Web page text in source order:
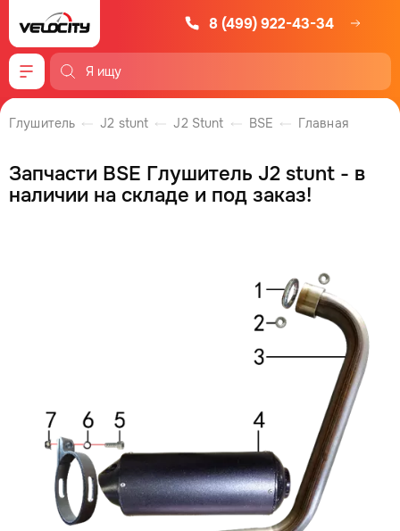
8 (499) 922-43-34
Меню
Главная
BSE
J2 Stunt
J2 stunt
Глушитель
Запчасти BSE Глушитель J2 stunt - в
наличии на складе и под заказ!